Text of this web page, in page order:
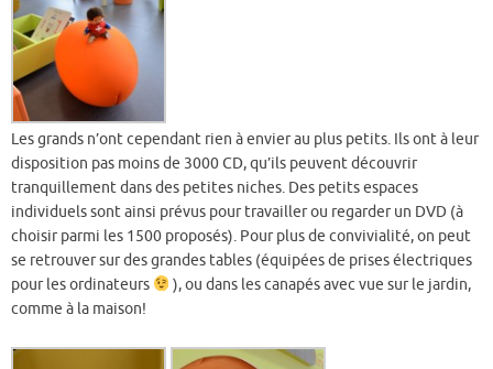
Les grands n’ont cependant rien à envier au plus petits. Ils ont à leur
disposition pas moins de 3000 CD, qu’ils peuvent découvrir
tranquillement dans des petites niches. Des petits espaces
individuels sont ainsi prévus pour travailler ou regarder un DVD (à
choisir parmi les 1500 proposés). Pour plus de convivialité, on peut
se retrouver sur des grandes tables (équipées de prises électriques
pour les ordinateurs
), ou dans les canapés avec vue sur le jardin,
comme à la maison!